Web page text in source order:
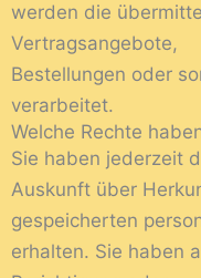
werden die
Vertragsangebote,
Bestellungen oder
verarbeitet.
Welche Rechte
Sie haben jederzeit
Auskunft über
gespeicherten
erhalten. Sie haben